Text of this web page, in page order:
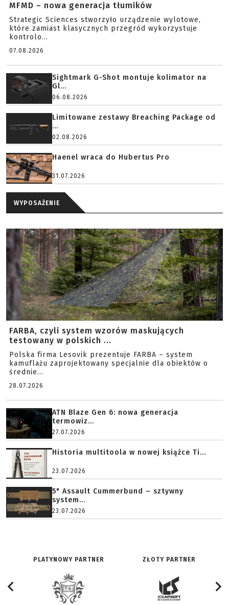
MFMD – nowa generacja tłumików
Strategic Sciences stworzyło urządzenie wylotowe,
które zamiast klasycznych przegród wykorzystuje
kontrolo...
07.08.2026
Sightmark G-Shot montuje kolimator na
Gl...
06.08.2026
Limitowane zestawy Breaching Package od
...
02.08.2026
Haenel wraca do Hubertus Pro
31.07.2026
WYPOSAŻENIE
FARBA, czyli system wzorów maskujących
testowany w polskich ...
Polska firma Lesovik prezentuje FARBA – system
kamuflażu zaprojektowany specjalnie dla obiektów o
średnie...
28.07.2026
ATN Blaze Gen 6: nowa generacja
termowiz...
27.07.2026
Historia multitoola w nowej książce Ti...
23.07.2026
5" Assault Cummerbund – sztywny
system...
23.07.2026
PLATYNOWY PARTNER ZŁOTY PARTNER